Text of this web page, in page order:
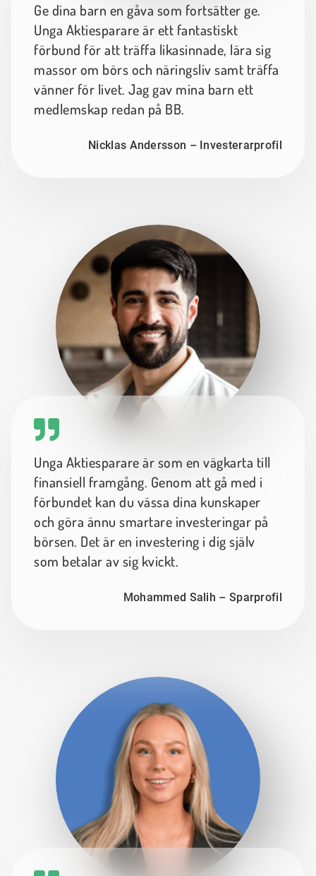
Ge dina barn en gåva som fortsätter ge.
Unga Aktiesparare är ett fantastiskt
förbund för att träffa likasinnade, lära sig
massor om börs och näringsliv samt träffa
vänner för livet. Jag gav mina barn ett
medlemskap redan på BB.
Nicklas Andersson – Investerarprofil
Unga Aktiesparare är som en vägkarta till
finansiell framgång. Genom att gå med i
förbundet kan du vässa dina kunskaper
och göra ännu smartare investeringar på
börsen. Det är en investering i dig själv
som betalar av sig kvickt.
Mohammed Salih – Sparprofil